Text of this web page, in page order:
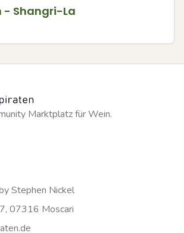
- Shangri-La
Marktplatz für Wein.
Stephen Nickel
07316 Moscari